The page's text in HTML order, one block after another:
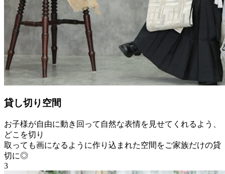
貸し切り空間
お子様が自由に動き回って自然な表情を見せてくれるよう、
どこを切り
取っても画になるように作り込まれた空間をご家族だけの貸
切に◎
3